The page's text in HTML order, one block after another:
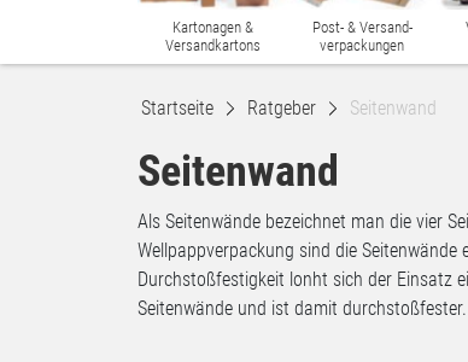
Kartonagen &
Versandkartons
Post- & Versand-
verpackungen
Startseite Ratgeber Seitenwand
Seitenwand
Als Seitenwände bezeichnet man die vier
Wellpappverpackung sind die
Durchstoßfestigkeit lonht sich der Einsatz
Seitenwände und ist damit durchstoßfester.